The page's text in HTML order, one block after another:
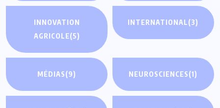
INNOVATION
AGRICOLE(5)
INTERNATIONAL(3)
MÉDIAS(9) NEUROSCIENCES(1)